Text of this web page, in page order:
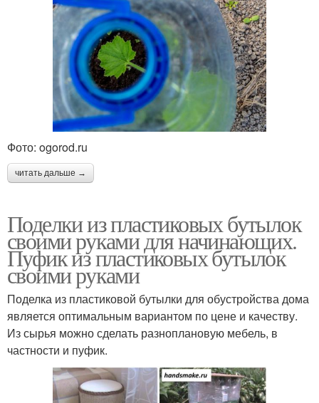
Фото: ogorod.ru
читать дальше →
Поделки из пластиковых бутылок
своими руками для начинающих.
Пуфик из пластиковых бутылок
своими руками
Поделка из пластиковой бутылки для обустройства дома
является оптимальным вариантом по цене и качеству.
Из сырья можно сделать разноплановую мебель, в
частности и пуфик.